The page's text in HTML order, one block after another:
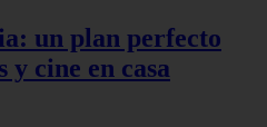
un plan perfecto
y cine en casa